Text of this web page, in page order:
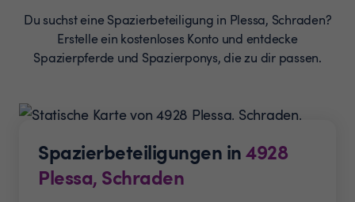
Du suchst eine Spazierbeteiligung in Plessa, Schraden?
Erstelle ein kostenloses Konto und entdecke
Spazierpferde und Spazierponys, die zu dir passen.
Spazierbeteiligungen in4928
Plessa, Schraden